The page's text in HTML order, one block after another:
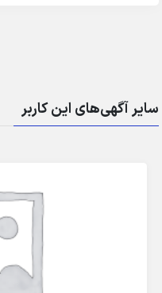
سایر آگهی‌های این کاربر